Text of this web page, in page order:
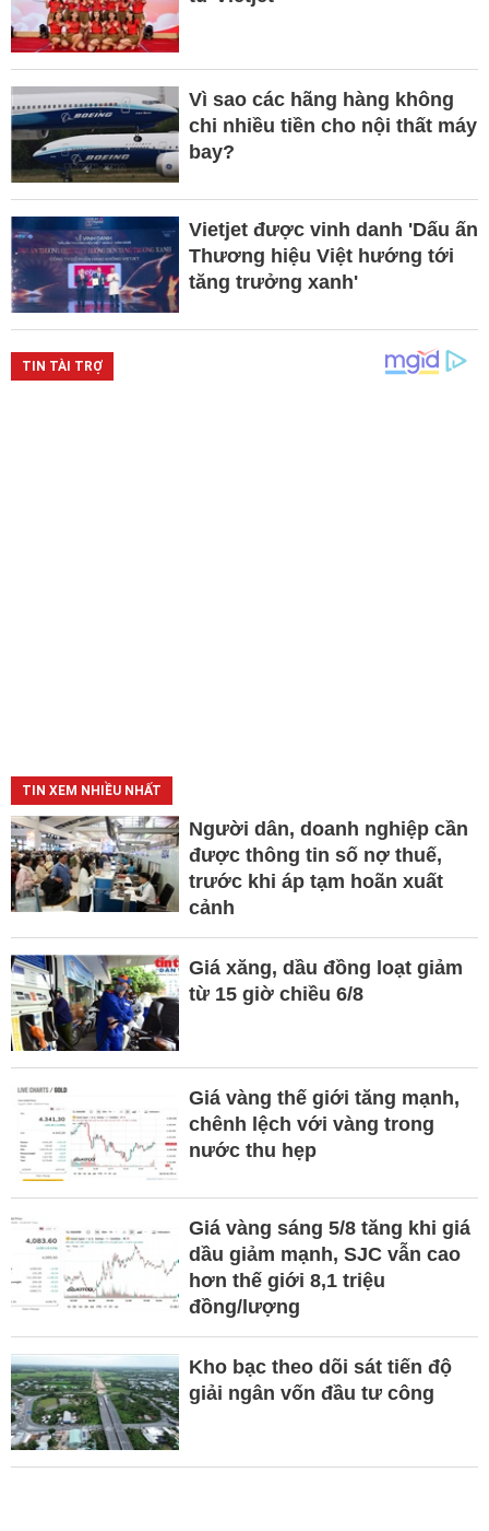
Vì sao các hãng hàng không
chi nhiều tiền cho nội thất máy
bay?
Vietjet được vinh danh 'Dấu ấn
Thương hiệu Việt hướng tới
tăng trưởng xanh'
TIN XEM NHIỀU NHẤT
Người dân, doanh nghiệp cần
được thông tin số nợ thuế,
trước khi áp tạm hoãn xuất
cảnh
Giá xăng, dầu đồng loạt giảm
từ 15 giờ chiều 6/8
Giá vàng thế giới tăng mạnh,
chênh lệch với vàng trong
nước thu hẹp
Giá vàng sáng 5/8 tăng khi giá
dầu giảm mạnh, SJC vẫn cao
hơn thế giới 8,1 triệu
đồng/lượng
Kho bạc theo dõi sát tiến độ
giải ngân vốn đầu tư công